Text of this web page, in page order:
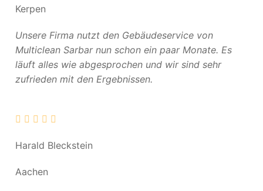
Kerpen
Unsere Firma nutzt den Gebäudeservice von
Multiclean Sarbar nun schon ein paar Monate. Es
läuft alles wie abgesprochen und wir sind sehr
zufrieden mit den Ergebnissen.
Harald Bleckstein
Aachen